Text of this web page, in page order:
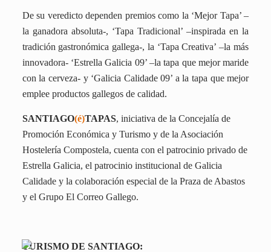
De su veredicto dependen premios como la ‘Mejor Tapa’ –
la ganadora absoluta-, ‘Tapa Tradicional’ –inspirada en la
tradición gastronómica gallega-, la ‘Tapa Creativa’ –la más
innovadora- ‘Estrella Galicia 09’ –la tapa que mejor maride
con la cerveza- y ‘Galicia Calidade 09’ a la tapa que mejor
emplee productos gallegos de calidad.
SANTIAGO(é)TAPAS, iniciativa de la Concejalía de
Promoción Económica y Turismo y de la Asociación
Hostelería Compostela, cuenta con el patrocinio privado de
Estrella Galicia, el patrocinio institucional de Galicia
Calidade y la colaboración especial de la Praza de Abastos
y el Grupo El Correo Gallego.
TURISMO DE SANTIAGO: